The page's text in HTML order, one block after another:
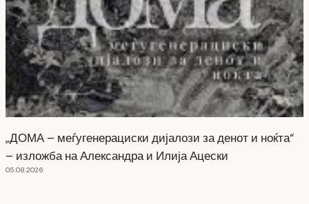
„ДОМА – меѓугенерациски дијалози за денот и ноќта“
– изложба на Александра и Илија Ацески
05.08.2026